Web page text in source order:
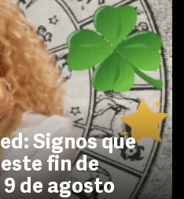
Signos que
fin de
9 de agosto